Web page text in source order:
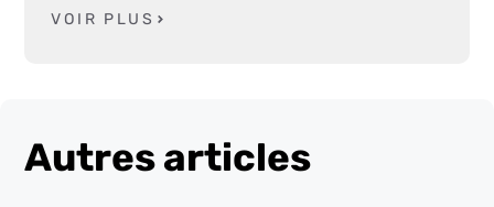
VOIR PLUS
Autres articles